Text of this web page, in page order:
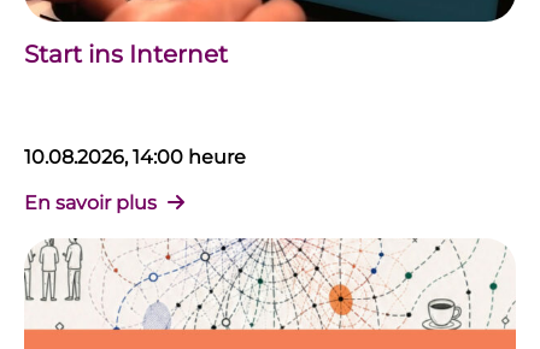
Start ins Internet
10.08.2026, 14:00 heure
En savoir plus